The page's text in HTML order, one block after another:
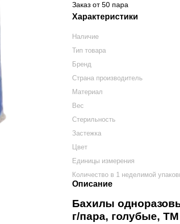
Заказ от 50 пара
Характеристики
Наличие
Тип товара
Бренд
Страна производитель
Материал
Вес
Стерильность
Застежка
Цвет
Единицы измерения
Количество в 1 неделимой
Описание
Бахилы
г/пара, голубые,